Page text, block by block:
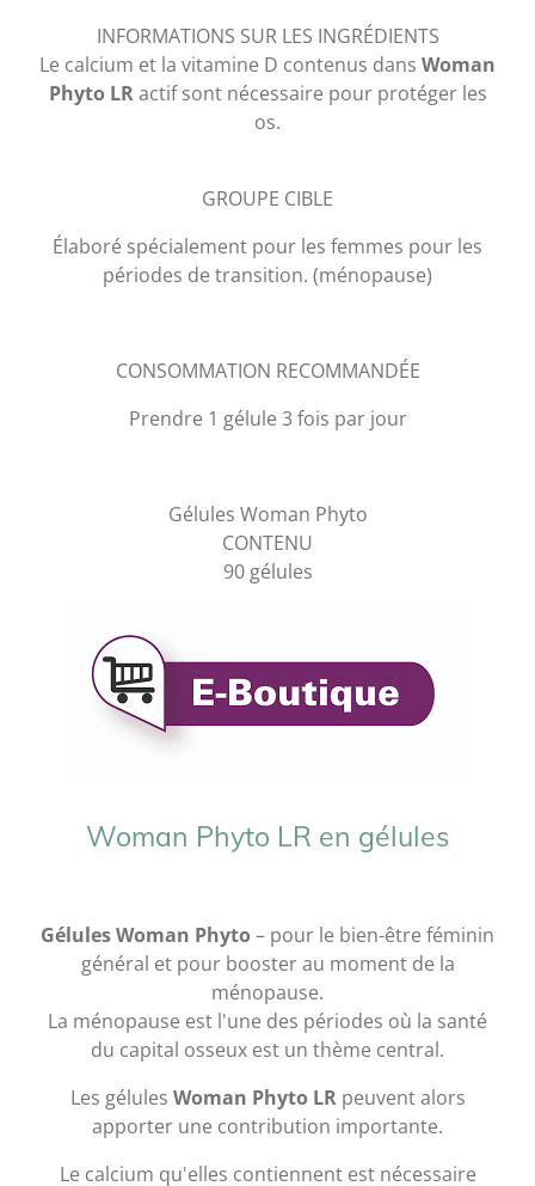
INFORMATIONS SUR LES INGRÉDIENTS
Le calcium et la vitamine D contenus dans Woman
Phyto LRactif sont nécessaire pour protéger les
os.
GROUPE CIBLE
Élaboré spécialement pour les femmes pour les
périodes de transition. (ménopause)
CONSOMMATION RECOMMANDÉE
Prendre 1 gélule 3 fois par jour
Gélules Woman Phyto
CONTENU
90 gélules
Woman Phyto LR en gélules
Gélules Woman Phyto – pour le bien-être féminin
général et pour booster au moment de la
ménopause.
La ménopause est l'une des périodes où la santé
du capital osseux est un thème central.
Les gélules Woman Phyto LRpeuvent alors
apporter une contribution importante.
Le calcium qu'elles contiennent est nécessaire